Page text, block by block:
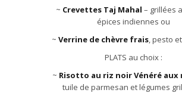
~ Crevettes Taj Mahal – grillées
épices indiennes ou
~ Verrine de chèvre frais, pesto
PLATS au choix :
~ Risotto au riz noir Vénéré aux
tuile de parmesan et légumes